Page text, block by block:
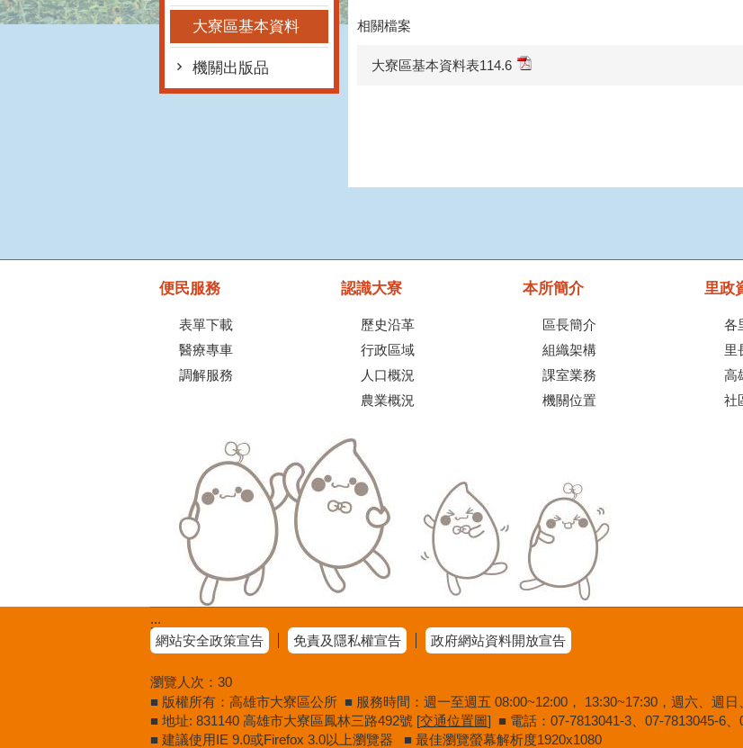
大寮區基本資料
機關出版品
相關檔案
大寮區基本資料表114.6
便民服務
表單下載
醫療專車
調解服務
認識大寮
歷史沿革
行政區域
人口概況
農業概況
本所簡介
區長簡介
組織架構
課室業務
機關位置
里政
各
里
高
社
:::
網站安全政策宣告
免責及隱私權宣告 政府網站資料開放宣告
瀏覽人次： 30
■ 版權所有：高雄市大寮區公所 ■ 服務時間：週一至週五 08:00~12:00， 13:30~17:30，週六、週
■ 地址: 831140 高雄市大寮區鳳林三路492號 [交通位置圖] ■ 電話：07-7813041-3、07-7813045-6
■ 建議使用IE 9.0或Firefox 3.0以上瀏覽器 ■ 最佳瀏覽螢幕解析度1920x1080